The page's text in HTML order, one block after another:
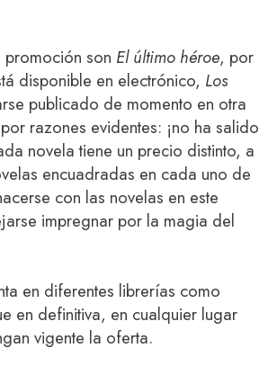
promoción son El último héroe, por
disponible en electrónico, Los
publicado de momento en otra
razones evidentes: ¡no ha salido
novela tiene un precio distinto, a
encuadradas en cada uno de
con las novelas en este
impregnar por la magia del
en diferentes librerías como
en definitiva, en cualquier lugar
vigente la oferta.